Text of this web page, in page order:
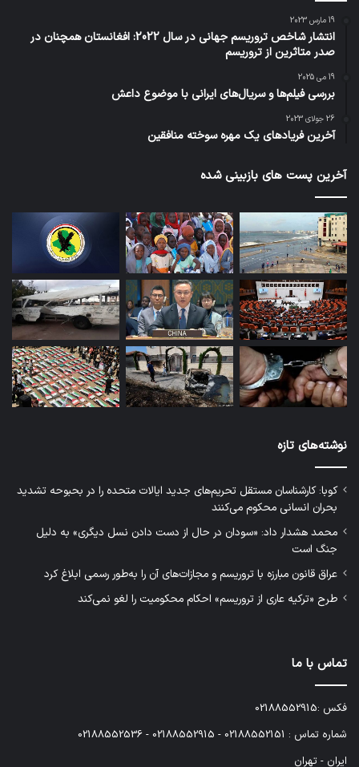
19 مارس 2023
انتشار شاخص تروریسم جهانی در سال 2022: افغانستان همچنان در
صدر متاثرین از تروریسم
19 می 2025
بررسی فیلم‌ها و سریال‌های ایرانی با موضوع داعش
26 جولای 2023
آخرین فریادهای یک مهره سوخته منافقین
آخرین پست های بازبینی شده
نوشته‌های تازه
کوبا: کارشناسان مستقل تحریم‌های جدید ایالات متحده را در بحبوحه تشدید
بحران انسانی محکوم می‌کنند
محمد هشدار داد: «سودان در حال از دست دادن نسل دیگری» به دلیل
جنگ است
عراق قانون مبارزه با تروریسم و مجازات‌های آن را به‌طور رسمی ابلاغ کرد
طرح «ترکیه عاری از تروریسم» احکام محکومیت را لغو نمی‌کند
تماس با ما
فکس :02188552915
شماره تماس : 02188552151 - 02188552915 - 02188552536
ایران - تهران